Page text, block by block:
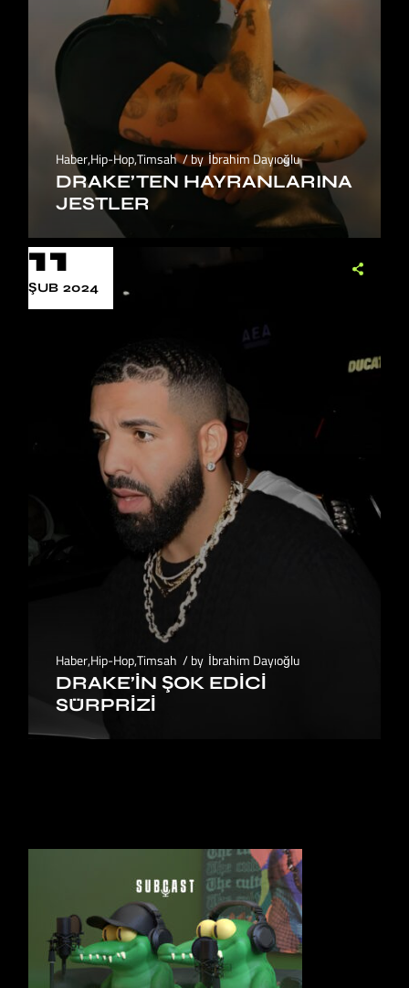
Haber,Hip-Hop,Timsah by İbrahim Dayıoğlu
DRAKE’TEN HAYRANLARINA
JESTLER
11
ŞUB 2024
Haber,Hip-Hop,Timsah by İbrahim Dayıoğlu
DRAKE’IN ŞOK EDICI
SÜRPRIZI